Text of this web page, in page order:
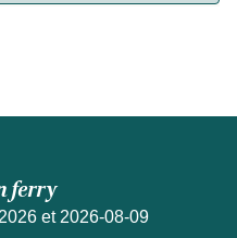
ferry
et 2026-08-09